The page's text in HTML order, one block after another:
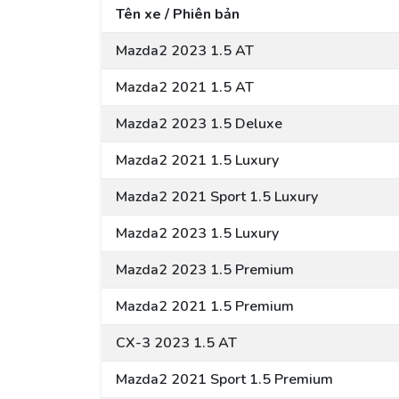
Tên xe / Phiên bản
Mazda2 2023 1.5 AT
Mazda2 2021 1.5 AT
Mazda2 2023 1.5 Deluxe
Mazda2 2021 1.5 Luxury
Mazda2 2021 Sport 1.5 Luxury
Mazda2 2023 1.5 Luxury
Mazda2 2023 1.5 Premium
Mazda2 2021 1.5 Premium
CX-3 2023 1.5 AT
Mazda2 2021 Sport 1.5 Premium